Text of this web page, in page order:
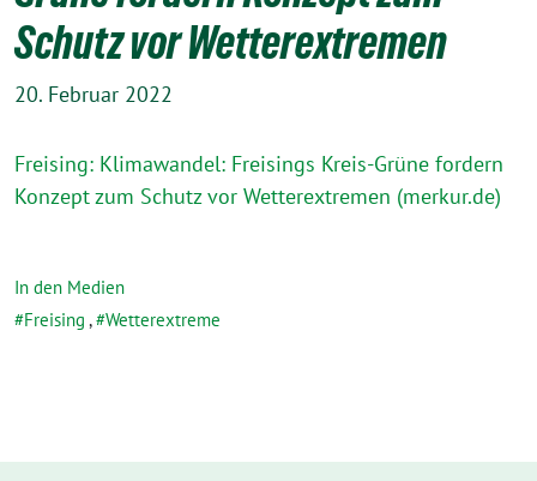
Schutz vor Wetterextremen
20. Februar 2022
Frei­sing: Kli­ma­wan­del: Frei­sin­gs Kreis-Grü­ne for­dern
Kon­zept zum Schutz vor Wet­ter­ex­tre­men (merkur.de)
In den Medien
Freising , Wetterextreme